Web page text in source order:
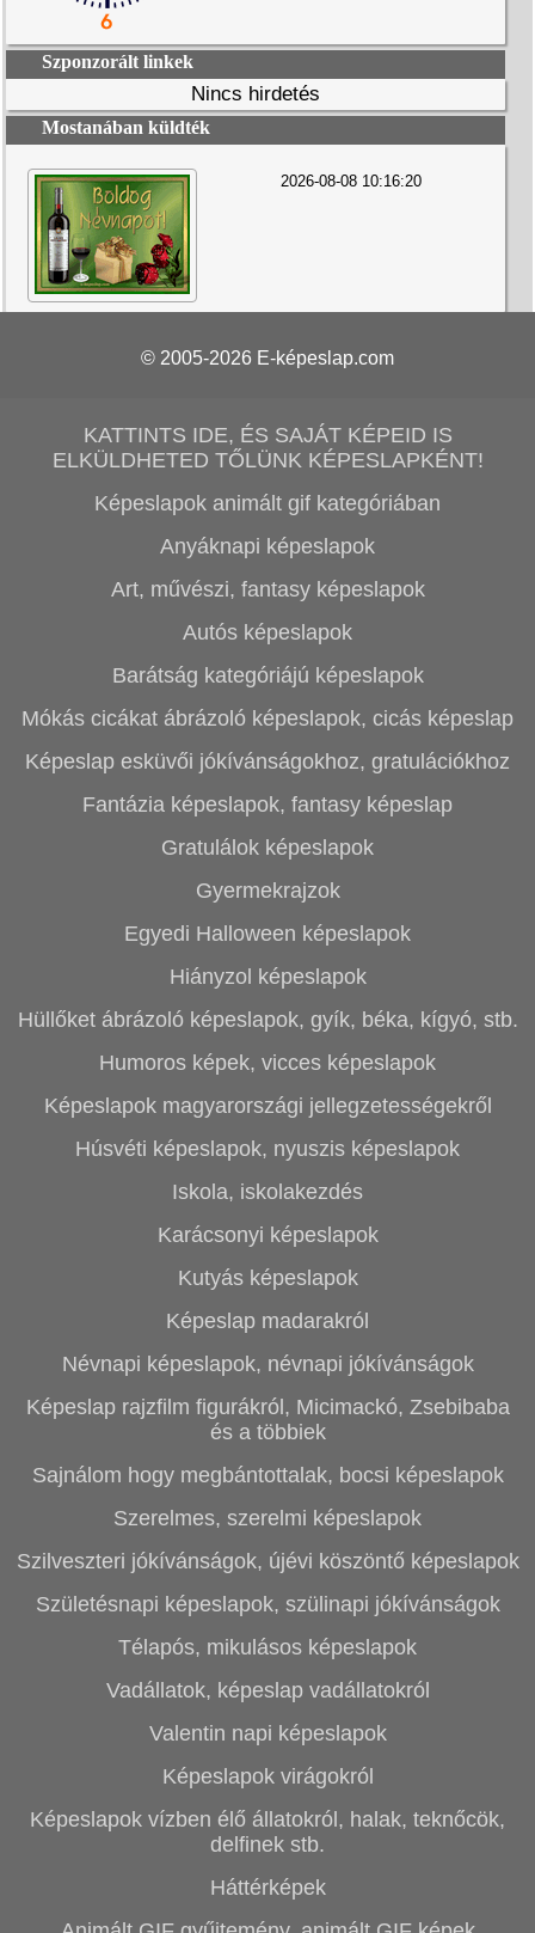
Szponzorált linkek
Nincs hirdetés
Mostanában küldték
2026-08-08 10:16:20
© 2005-2026 E-képeslap.com
KATTINTS IDE, ÉS SAJÁT KÉPEID IS
ELKÜLDHETED TŐLÜNK KÉPESLAPKÉNT!
Képeslapok animált gif kategóriában
Anyáknapi képeslapok
Art, művészi, fantasy képeslapok
Autós képeslapok
Barátság kategóriájú képeslapok
Mókás cicákat ábrázoló képeslapok, cicás képeslap
Képeslap esküvői jókívánságokhoz, gratulációkhoz
Fantázia képeslapok, fantasy képeslap
Gratulálok képeslapok
Gyermekrajzok
Egyedi Halloween képeslapok
Hiányzol képeslapok
Hüllőket ábrázoló képeslapok, gyík, béka, kígyó, stb.
Humoros képek, vicces képeslapok
Képeslapok magyarországi jellegzetességekről
Húsvéti képeslapok, nyuszis képeslapok
Iskola, iskolakezdés
Karácsonyi képeslapok
Kutyás képeslapok
Képeslap madarakról
Névnapi képeslapok, névnapi jókívánságok
Képeslap rajzfilm figurákról, Micimackó, Zsebibaba
és a többiek
Sajnálom hogy megbántottalak, bocsi képeslapok
Szerelmes, szerelmi képeslapok
Szilveszteri jókívánságok, újévi köszöntő képeslapok
Születésnapi képeslapok, szülinapi jókívánságok
Télapós, mikulásos képeslapok
Vadállatok, képeslap vadállatokról
Valentin napi képeslapok
Képeslapok virágokról
Képeslapok vízben élő állatokról, halak, teknőcök,
delfinek stb.
Háttérképek